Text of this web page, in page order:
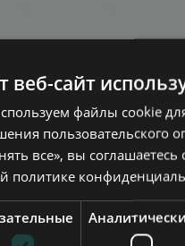
В СПИСОК
веб-сайт
файлы cookie
пользовательского
все», вы
политике